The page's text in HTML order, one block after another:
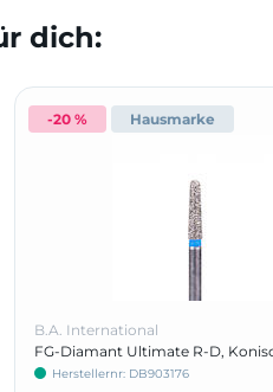
dich:
-20 % Hausmarke
B.A. International
FG-Diamant Ultimate R-D,
Form 855
Herstellernr: DB903176